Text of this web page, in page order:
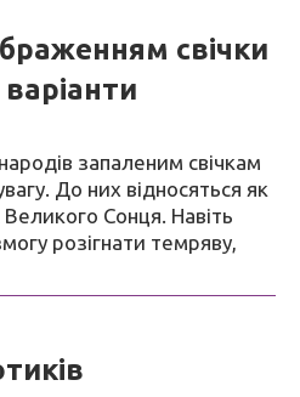
свічки
запаленим свічкам
До них відносяться як
Сонця. Навіть
розігнати темряву,